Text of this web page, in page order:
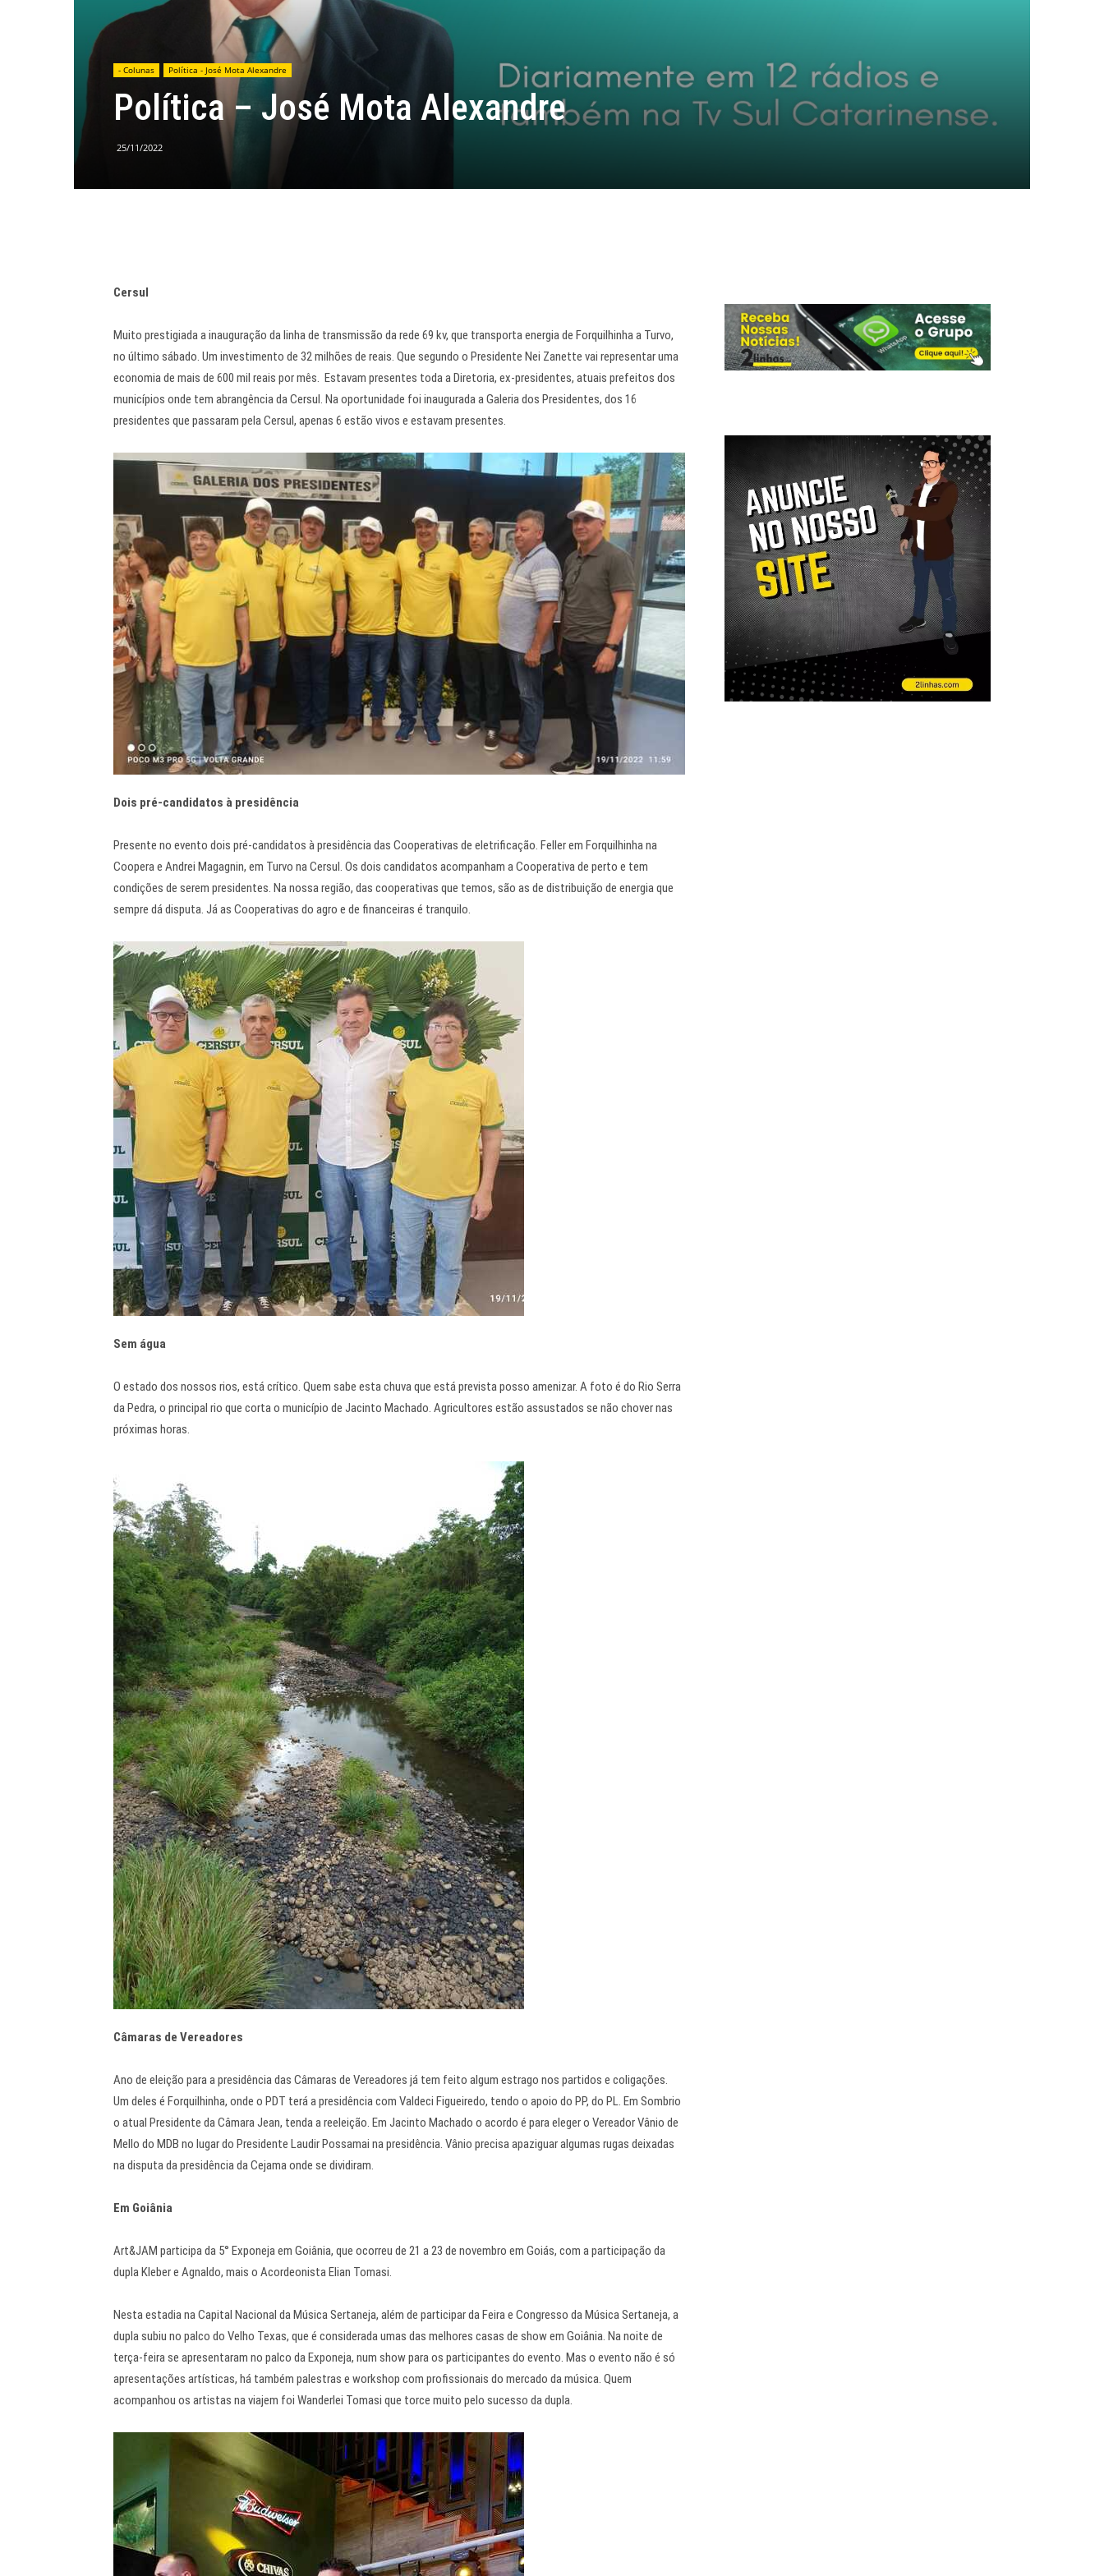
- Colunas Política - José Mota Alexandre
Política – José Mota Alexandre
25/11/2022
Cersul
Muito prestigiada a inauguração da linha de transmissão da rede 69 kv, que transporta energia de Forquilhinha a Turvo,
no último sábado. Um investimento de 32 milhões de reais. Que segundo o Presidente Nei Zanette vai representar uma
economia de mais de 600 mil reais por mês. Estavam presentes toda a Diretoria, ex-presidentes, atuais prefeitos dos
municípios onde tem abrangência da Cersul. Na oportunidade foi inaugurada a Galeria dos Presidentes, dos 16
presidentes que passaram pela Cersul, apenas 6 estão vivos e estavam presentes.
Dois pré-candidatos à presidência
Presente no evento dois pré-candidatos à presidência das Cooperativas de eletrificação. Feller em Forquilhinha na
Coopera e Andrei Magagnin, em Turvo na Cersul. Os dois candidatos acompanham a Cooperativa de perto e tem
condições de serem presidentes. Na nossa região, das cooperativas que temos, são as de distribuição de energia que
sempre dá disputa. Já as Cooperativas do agro e de financeiras é tranquilo.
Sem água
O estado dos nossos rios, está crítico. Quem sabe esta chuva que está prevista posso amenizar. A foto é do Rio Serra
da Pedra, o principal rio que corta o município de Jacinto Machado. Agricultores estão assustados se não chover nas
próximas horas.
Câmaras de Vereadores
Ano de eleição para a presidência das Câmaras de Vereadores já tem feito algum estrago nos partidos e coligações.
Um deles é Forquilhinha, onde o PDT terá a presidência com Valdeci Figueiredo, tendo o apoio do PP, do PL. Em Sombrio
o atual Presidente da Câmara Jean, tenda a reeleição. Em Jacinto Machado o acordo é para eleger o Vereador Vânio de
Mello do MDB no lugar do Presidente Laudir Possamai na presidência. Vânio precisa apaziguar algumas rugas deixadas
na disputa da presidência da Cejama onde se dividiram.
Em Goiânia
Art&JAM participa da 5° Exponeja em Goiânia, que ocorreu de 21 a 23 de novembro em Goiás, com a participação da
dupla Kleber e Agnaldo, mais o Acordeonista Elian Tomasi.
Nesta estadia na Capital Nacional da Música Sertaneja, além de participar da Feira e Congresso da Música Sertaneja, a
dupla subiu no palco do Velho Texas, que é considerada umas das melhores casas de show em Goiânia. Na noite de
terça-feira se apresentaram no palco da Exponeja, num show para os participantes do evento. Mas o evento não é só
apresentações artísticas, há também palestras e workshop com profissionais do mercado da música. Quem
acompanhou os artistas na viajem foi Wanderlei Tomasi que torce muito pelo sucesso da dupla.